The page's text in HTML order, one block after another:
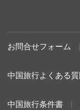
お問合せフォーム
中国旅行よくある質
中国旅行条件書